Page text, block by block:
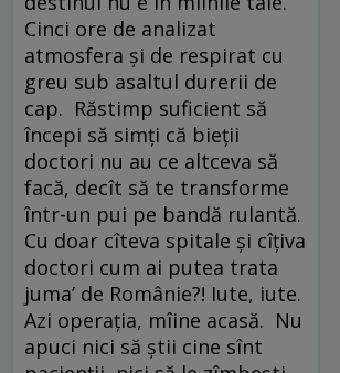
Cinci ore de analizat
atmosfera și de respirat cu
greu sub asaltul durerii de
cap. Răstimp suficient să
începi să simți că bieții
doctori nu au ce altceva să
facă, decît să te transforme
într-un pui pe bandă rulantă.
Cu doar cîteva spitale și cîțiva
doctori cum ai putea trata
juma’ de Românie?! Iute, iute.
Azi operația, mîine acasă. Nu
apuci nici să știi cine sînt